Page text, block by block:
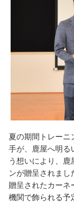
夏の期間トレーニ
手が、鹿屋へ明る
う想いにより、鹿
ンが贈呈されまし
贈呈されたカーネ
機関で飾られる予